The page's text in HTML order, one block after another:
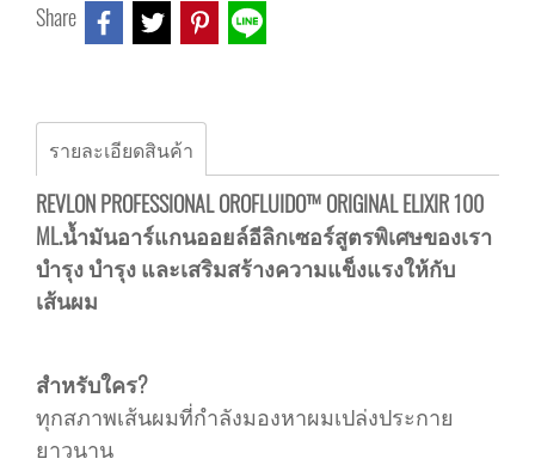
Share
รายละเอียดสินค้า
REVLON PROFESSIONAL OROFLUIDO™ ORIGINAL ELIXIR 100
ML.น้ำมันอาร์แกนออยล์อีลิกเซอร์สูตรพิเศษของเรา
บำรุง บำรุง และเสริมสร้างความแข็งแรงให้กับ
เส้นผม
สำหรับใคร?
ทุกสภาพเส้นผมที่กำลังมองหาผมเปล่งประกาย
ยาวนาน